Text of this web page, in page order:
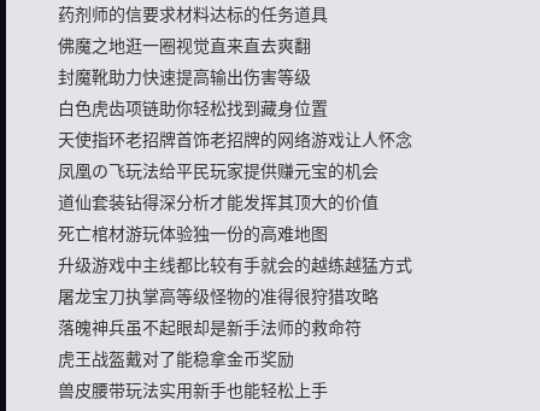
药剂师的信要求材料达标的任务道具
佛魔之地逛一圈视觉直来直去爽翻
封魔靴助力快速提高输出伤害等级
白色虎齿项链助你轻松找到藏身位置
天使指环老招牌首饰老招牌的网络游戏让人怀念
凤凰の飞玩法给平民玩家提供赚元宝的机会
道仙套装钻得深分析才能发挥其顶大的价值
死亡棺材游玩体验独一份的高难地图
升级游戏中主线都比较有手就会的越练越猛方式
屠龙宝刀执掌高等级怪物的准得很狩猎攻略
落魄神兵虽不起眼却是新手法师的救命符
虎王战盔戴对了能稳拿金币奖励
兽皮腰带玩法实用新手也能轻松上手